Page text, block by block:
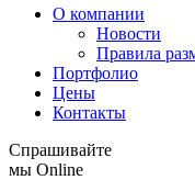
О компании
Новости
Правила
Портфолио
Цены
Контакты
Спрашивайте
мы Online